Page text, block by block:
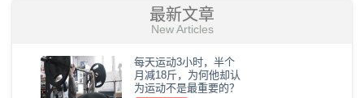
最新文章
New Articles
每天运动3小时，半个
月减18斤，为何他却认
为运动不是最重要的？